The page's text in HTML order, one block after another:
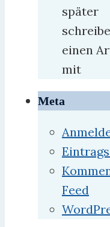
später
einen
mit
Meta
Feed